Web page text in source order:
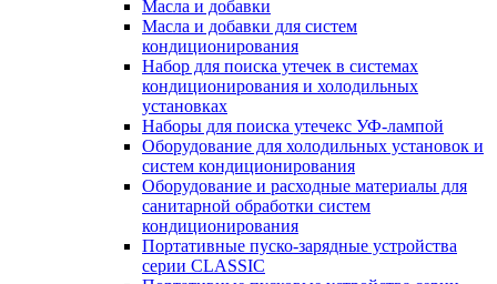
Масла и добавки
Масла и добавки для систем
кондиционирования
Набор для поиска утечек в системах
кондиционирования и холодильных
установках
Наборы для поиска утечекс УФ-лампой
Оборудование для холодильных установок и
систем кондиционирования
Оборудование и расходные материалы для
санитарной обработки систем
кондиционирования
Портативные пуско-зарядные устройства
серии CLASSIC